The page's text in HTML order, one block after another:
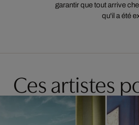
garantir que tout arrive
qu'il a été
Ces artistes